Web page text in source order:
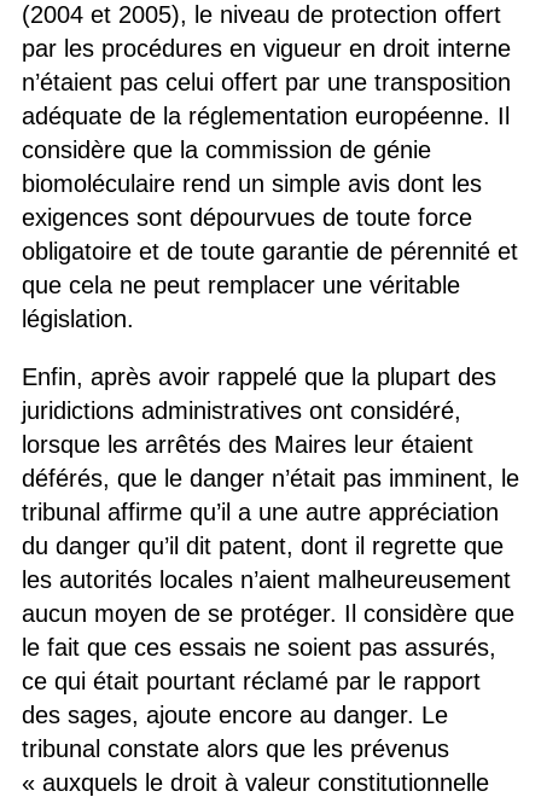
(2004 et 2005), le niveau de protection offert
par les procédures en vigueur en droit interne
n’étaient pas celui offert par une transposition
adéquate de la réglementation européenne. Il
considère que la commission de génie
biomoléculaire rend un simple avis dont les
exigences sont dépourvues de toute force
obligatoire et de toute garantie de pérennité et
que cela ne peut remplacer une véritable
législation.
Enfin, après avoir rappelé que la plupart des
juridictions administratives ont considéré,
lorsque les arrêtés des Maires leur étaient
déférés, que le danger n’était pas imminent, le
tribunal affirme qu’il a une autre appréciation
du danger qu’il dit patent, dont il regrette que
les autorités locales n’aient malheureusement
aucun moyen de se protéger. Il considère que
le fait que ces essais ne soient pas assurés,
ce qui était pourtant réclamé par le rapport
des sages, ajoute encore au danger. Le
tribunal constate alors que les prévenus
« auxquels le droit à valeur constitutionnelle